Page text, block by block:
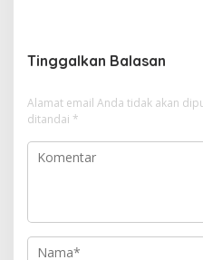
a
i
p
o
Tinggalkan Balasan
Alamat email Anda tidak akan
ditandai *